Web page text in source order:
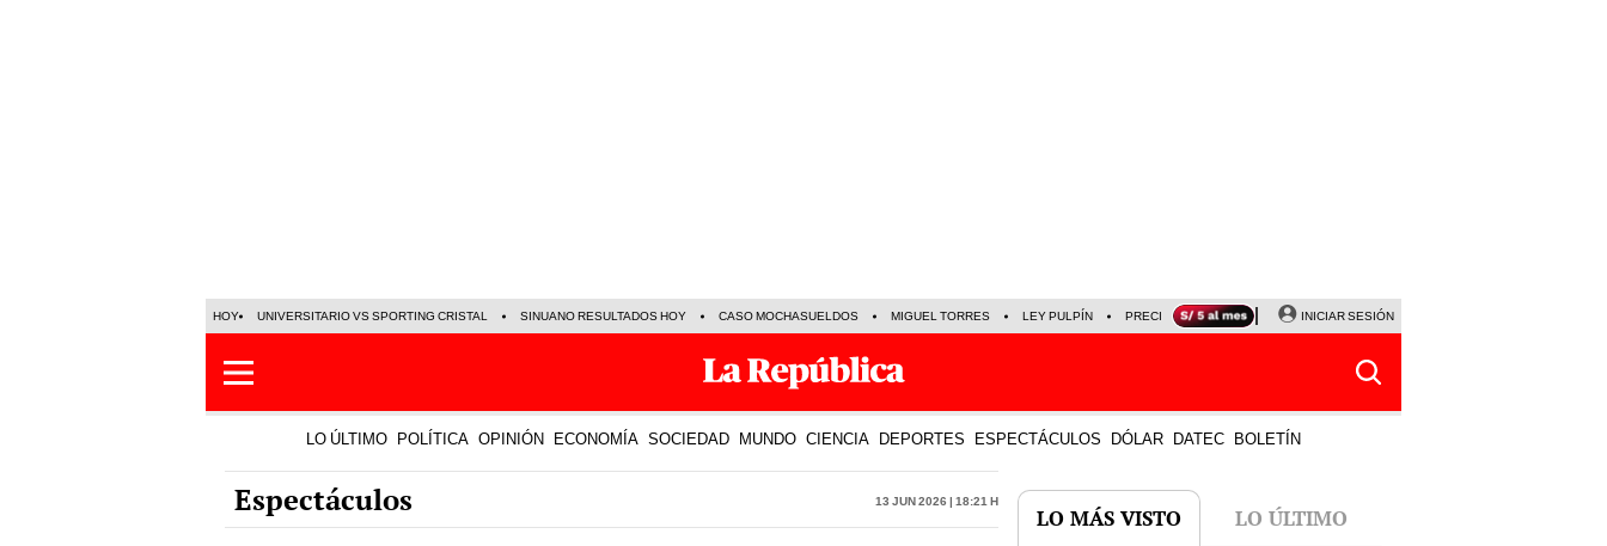
HOY UNIVERSITARIO VS SPORTING CRISTAL SINUANO RESULTADOS HOY CASO MOCHASUELDOS MIGUEL TORRES LEY PULPÍN PRECIO DEL DÓLAR CORTE DE LUZ VIERNES 7 DE AGOSTO
INICIAR SESIÓN
LO ÚLTIMO POLÍTICA OPINIÓN ECONOMÍA SOCIEDAD MUNDO CIENCIA DEPORTES ESPECTÁCULOS DÓLAR DATEC BOLETÍN
Espectáculos 13 Jun 2026 | 18:21 h
LO MÁS VISTO LO ÚLTIMO